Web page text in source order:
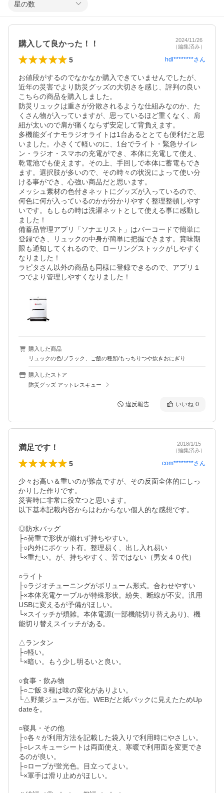
星の数
購入して良かった！！
2024/11/26
（編集済み）
5 hdl********さん
お値段がするのでなかなか購入できていませんでしたが、
近年の災害でより防災グッズの大切さを感じ、評判の良い
こちらの商品を購入しました。
防災リュックは重さが分散されるような仕組みなのか、た
くさん物が入っていますが、思っているほど重くなく、肩
紐が太いので肩が痛くならず安定して背負えます。
多機能ダイナモラジオライトは1台あるととても便利だと思
いました。小さくて軽いのに、1台でライト・緊急サイレ
ン・ラジオ・スマホの充電ができ、本体に充電して使え、
乾電池でも使えます。その上、手回しで本体に蓄電もでき
ます。選択肢が多いので、その時々の状況によって使い分
ける事ができ、心強い商品だと思います。
メッシュ素材の色付きネットにグッズが入っているので、
何色に何が入っているのかが分かりやすく整理整頓しやす
いです。もしもの時は洗濯ネットとして使える事に感動し
ました！
備蓄品管理アプリ「ソナエリスト」はバーコードで簡単に
登録でき、リュックの中身が簡単に把握できます。賞味期
限も通知してくれるので、ローリングストックがしやすく
なりました！
ラピタさん以外の商品も同様に登録できるので、アプリ１
つでより管理しやすくなりました！
購入した商品
リュックの色/ブラック、ご飯の種類/もっちりつや炊きおにぎり
購入したストア
防災グッズ アットレスキュー
違反報告 いいね 0
満足です！
2018/1/15
（編集済み）
5 com********さん
少々お高い＆重いのが難点ですが、その反面全体的にしっ
かりした作りです。
災害時に非常に役立つと思います。
以下基本記載内容からはわからない個人的な感想です。
◎防水バッグ
├○荷重で形状が崩れず持ちやすい。
├○内外にポケット有。整理易く、出し入れ易い
└×重たい。が、持ちやすく、苦ではない（男女４０代）
○ライト
├○ラジオチューニングがボリューム形式。合わせやすい
├×本体充電ケーブルが特殊形状。紛失、断線が不安。汎用
USBに変えるが予備がほしい。
└×スイッチが煩雑。本体電源(一部機能切り替えあり)、機
能切り替えスイッチがある。
△ランタン
├○軽い。
└×暗い。もう少し明るいと良い。
○食事・飲み物
├○ご飯３種は味の変化がありよい。
└△野菜ジュースが缶。WEBだと紙パックに見えたためUp
dateを。
○寝具・その他
├○各々が利用方法を記載した袋入りで利用時にやさしい。
├○レスキューシートは両面使え、寒暖で利用面を変更でき
るのが良い。
├○ロープが蛍光色。目立ってよい。
└×軍手は滑り止めがほしい。